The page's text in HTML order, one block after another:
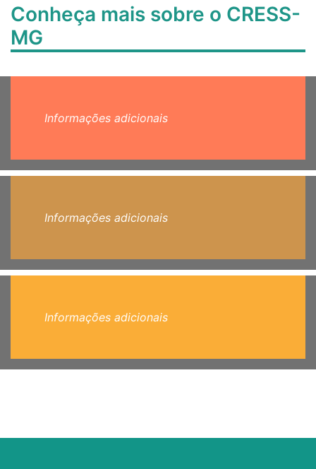
Conheça mais sobre o CRESS-
MG
Informações adicionais
Informações adicionais
Informações adicionais